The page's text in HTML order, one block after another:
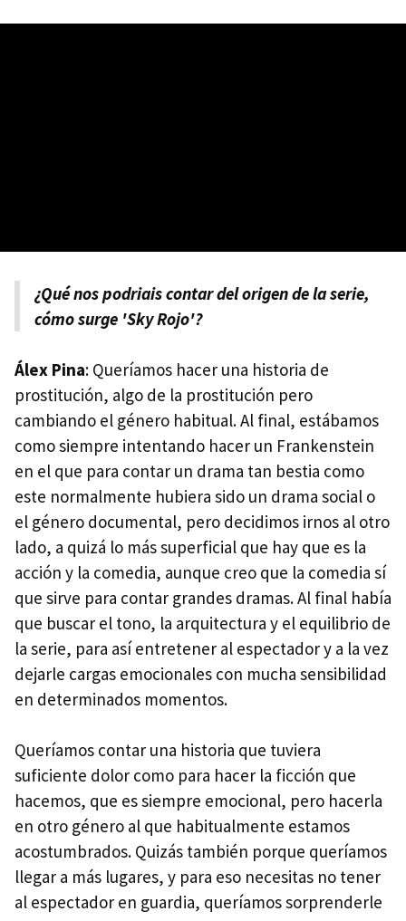
¿Qué nos podriais contar del origen de la serie,
cómo surge 'Sky Rojo'?
Álex Pina: Queríamos hacer una historia de
prostitución, algo de la prostitución pero
cambiando el género habitual. Al final, estábamos
como siempre intentando hacer un Frankenstein
en el que para contar un drama tan bestia como
este normalmente hubiera sido un drama social o
el género documental, pero decidimos irnos al otro
lado, a quizá lo más superficial que hay que es la
acción y la comedia, aunque creo que la comedia sí
que sirve para contar grandes dramas. Al final había
que buscar el tono, la arquitectura y el equilibrio de
la serie, para así entretener al espectador y a la vez
dejarle cargas emocionales con mucha sensibilidad
en determinados momentos.
Queríamos contar una historia que tuviera
suficiente dolor como para hacer la ficción que
hacemos, que es siempre emocional, pero hacerla
en otro género al que habitualmente estamos
acostumbrados. Quizás también porque queríamos
llegar a más lugares, y para eso necesitas no tener
al espectador en guardia, queríamos sorprenderle